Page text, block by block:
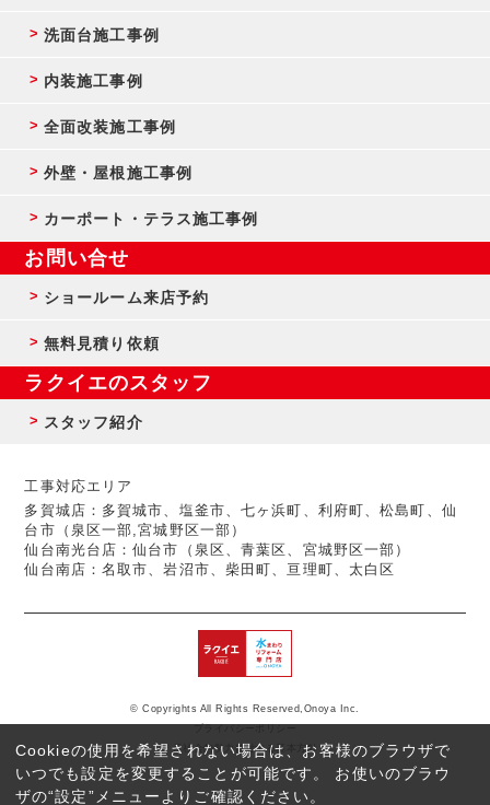
Cookieの使用を希望されない場合は、お客様のブラウザで
いつでも設定を変更することが可能です。 お使いのブラウ
ザの“設定”メニューよりご確認ください。
反社会的勢力に対する基本方針
© Copyrights All Rights Reserved,Onoya Inc.
洗面台施工事例
内装施工事例
全面改装施工事例
外壁・屋根施工事例
カーポート・テラス施工事例
お問い合せ
ショールーム来店予約
無料見積り依頼
ラクイエのスタッフ
スタッフ紹介
工事対応エリア
多賀城店：多賀城市、塩釜市、七ヶ浜町、利府町、松島町、仙
台市（泉区一部,宮城野区一部）
仙台南光台店：仙台市（泉区、青葉区、宮城野区一部）
仙台南店：名取市、岩沼市、柴田町、亘理町、太白区